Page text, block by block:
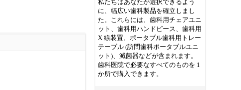
私たちはあなたが選択できるよう
に、幅広い歯科製品を確立しまし
た。これらには、歯科用チェアユニ
ット、歯科用ハンドピース、歯科用
X 線装置、ポータブル歯科用トレー
テーブル (訪問歯科ポータブルユニ
ット)、滅菌器などが含まれます。
歯科医院で必要なすべてのものを 1
か所で購入できます。